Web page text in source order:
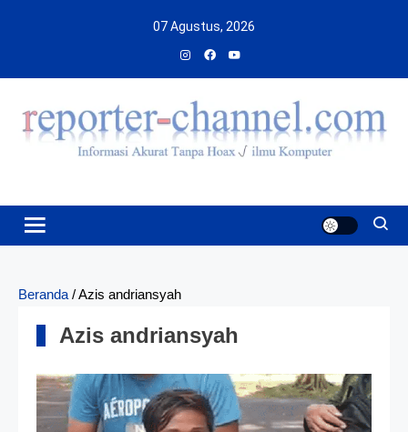
07 Agustus, 2026
Beranda /Azis andriansyah
Azis andriansyah